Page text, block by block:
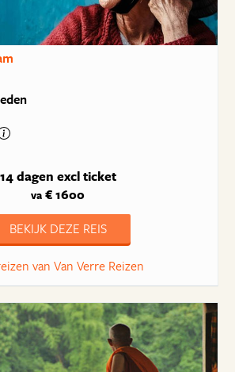
14 dagen excl ticket
va € 1600
BEKIJK DEZE REIS
van Van Verre Reizen